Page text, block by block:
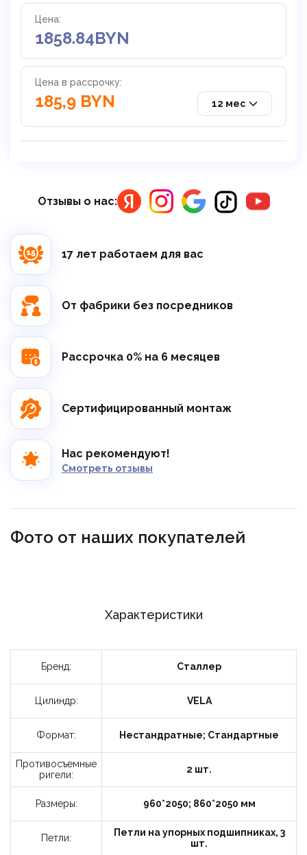
Цена:
1858.84BYN
Цена в рассрочку:
185,9 BYN 12 мес
Отзывы о нас:
17 лет работаем для вас
От фабрики без посредников
Рассрочка 0% на 6 месяцев
Сертифицированный монтаж
Нас рекомендуют!
Смотреть отзывы
Фото от наших покупателей
Характеристики
Бренд: Сталлер
Цилиндр: VELA
Формат: Нестандратные; Стандартные
Противосъемные
ригели:
2 шт.
Размеры: 960*2050; 860*2050 мм
Петли:
Петли на упорных подшипниках, 3
шт.